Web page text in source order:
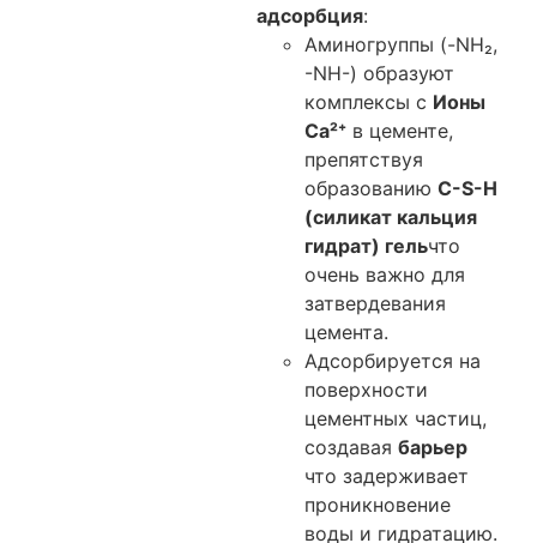
адсорбция:
Аминогруппы (-NH₂,
-NH-) образуют
комплексы с Ионы
Ca²⁺в цементе,
препятствуя
образованию C-S-H
(силикат кальция
гидрат) гельчто
очень важно для
затвердевания
цемента.
Адсорбируется на
поверхности
цементных частиц,
создавая барьер
что задерживает
проникновение
воды и гидратацию.